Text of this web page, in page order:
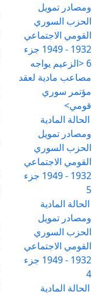
ومصادر تمويل
الحزب السوري
القومي الاجتماعي
1932 - 1949 جزء
6 <الزعيم يواجه
مصاعب مادية لعقد
مؤتمر سوري
قومي>
الحالة المادية
ومصادر تمويل
الحزب السوري
القومي الاجتماعي
1932 - 1949 جزء
5
الحالة المادية
ومصادر تمويل
الحزب السوري
القومي الاجتماعي
1932 - 1949 جزء
4
الحالة المادية